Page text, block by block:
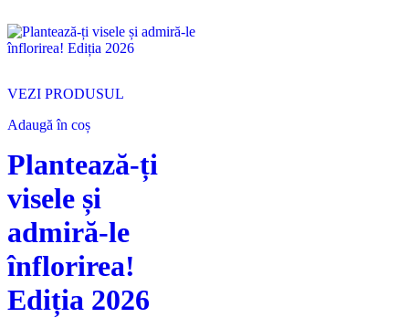
VEZI PRODUSUL
Adaugă în coș
Plantează-ți
visele și
admiră-le
înflorirea!
Ediția 2026